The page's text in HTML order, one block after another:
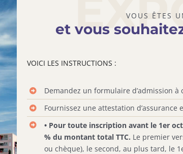
VOUS ÊTES
et vous
VOICI LES INSTRUCTIONS :
Demandez un formulaire d’admission à
Fournissez une attestation
• Pour toute inscription avant le 1er
% du montant total TTC. Le premier
ou chèque), le second, au plus tard, le